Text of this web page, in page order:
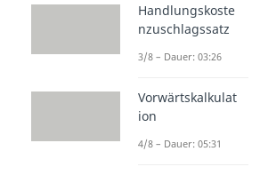
Handlungskoste
nzuschlagssatz
3/8 – Dauer: 03:26
Vorwärtskalkulat
ion
4/8 – Dauer: 05:31